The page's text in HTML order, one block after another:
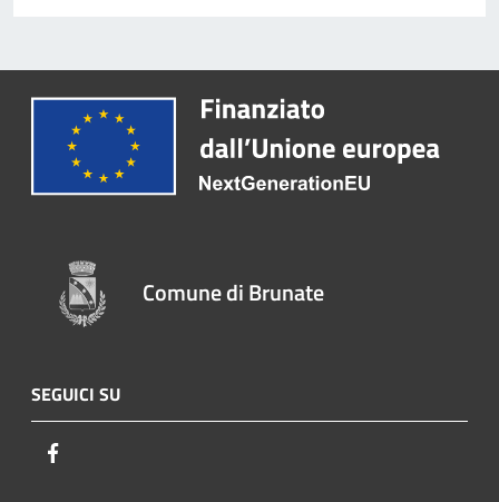
Comune di Brunate
SEGUICI SU